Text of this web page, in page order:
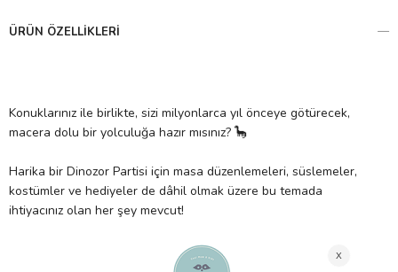
ÜRÜN ÖZELLIKLERI
Konuklarınız ile birlikte, sizi milyonlarca yıl önceye götürecek,
macera dolu bir yolculuğa hazır mısınız? 🦕
Harika bir Dinozor Partisi için masa düzenlemeleri, süslemeler,
kostümler ve hediyeler de dâhil olmak üzere bu temada
ihtiyacınız olan her şey mevcut!